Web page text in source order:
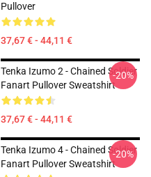
Pullover
37,67 € - 44,11 €
Tenka Izumo 2 - Chained Soldier
Fanart Pullover Sweatshirt
37,67 € - 44,11 €
-20%
Tenka Izumo 4 - Chained Soldier
Fanart Pullover Sweatshirt
-20%